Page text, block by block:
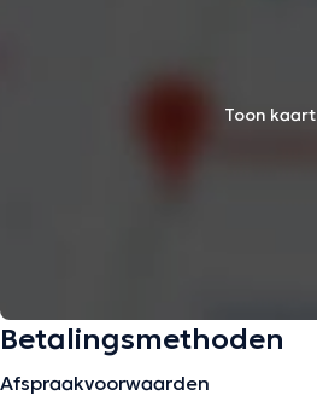
Toon kaart
Betalingsmethoden
Afspraakvoorwaarden